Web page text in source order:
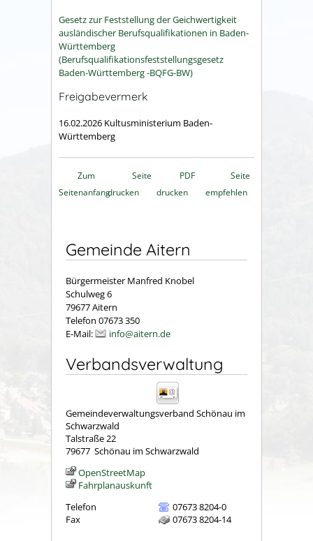
Gesetz zur Feststellung der Geichwertigkeit
ausländischer Berufsqualifikationen in Baden-
Württemberg
(Berufsqualifikationsfeststellungsgesetz
Baden-Württemberg -BQFG-BW)
Freigabevermerk
16.02.2026 Kultusministerium Baden-
Württemberg
Zum
Seitenanfang
Seite
drucken
PDF
drucken
Seite
empfehlen
Gemeinde Aitern
Bürgermeister Manfred Knobel
Schulweg 6
79677 Aitern
Telefon 07673 350
E-Mail:
info@aitern.de
Verbandsverwaltung
Gemeindeverwaltungsverband Schönau im
Schwarzwald
Talstraße 22
79677 Schönau im Schwarzwald
OpenStreetMap
Fahrplanauskunft
Telefon
07673 8204-0
Fax
07673 8204-14